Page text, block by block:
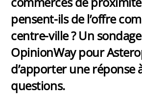
pensent-ils de l’offre
centre-ville ? Un
OpinionWay pour
d’apporter une réponse
questions.